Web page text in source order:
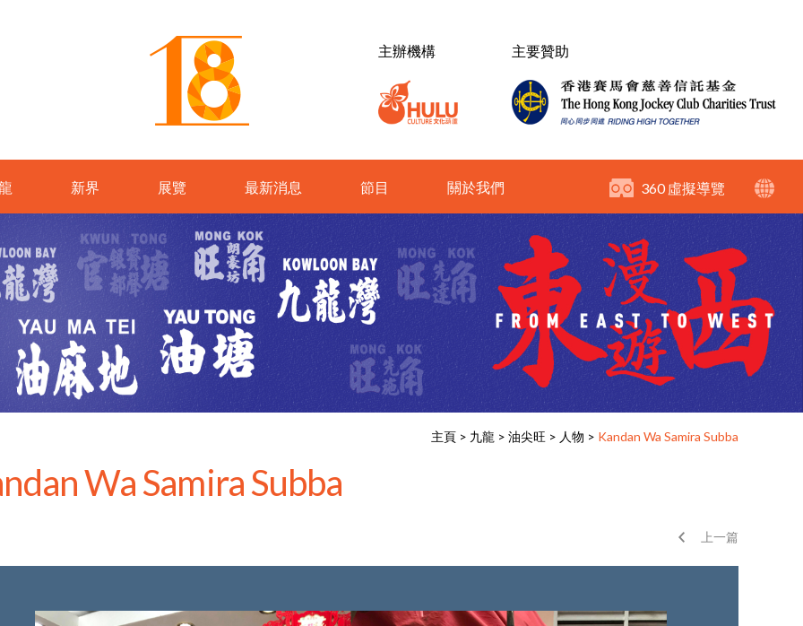
主辦機構 主要贊助
360 虛擬導覽
新界 展覽 最新消息 節目 關於我們
主頁 > 九龍 > 油尖旺 > 人物 > Kandan Wa Samira Subba
Wa Samira Subba
上一篇